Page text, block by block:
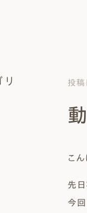
な
仕様）
Order House
ス
能ゼロエ
Natureeco
探す
施主様
Client Blog
投稿
こん
先
今